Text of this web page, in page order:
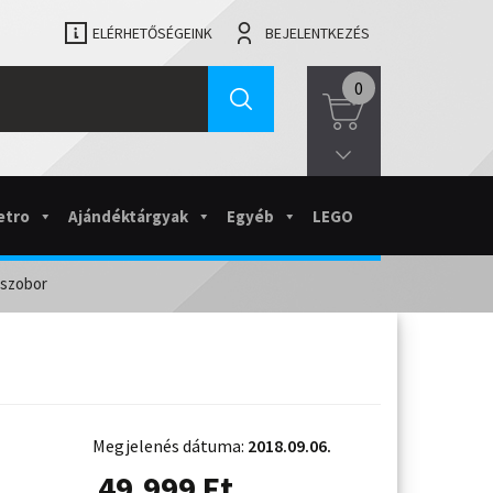
ELÉRHETŐSÉGEINK BEJELENTKEZÉS
0
Ajándéktárgyak Egyéb LEGO
Megjelenés dátuma: 2018.09.06.